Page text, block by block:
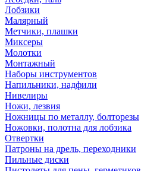
Лобзики
Малярный
Метчики, плашки
Миксеры
Молотки
Монтажный
Наборы инструментов
Напильники, надфили
Нивелиры
Ножи, лезвия
Ножницы по металлу, болторезы
Ножовки, полотна для лобзика
Отвертки
Патроны на дрель, переходники
Пильные диски